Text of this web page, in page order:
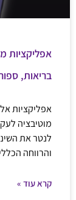
בריאות,
אפליקציות
מוטיבציה
לנטר את
והרווחה
קרא עוד »